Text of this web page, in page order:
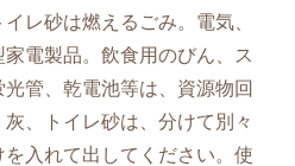
レ砂は燃えるごみ。電気、
電製品。飲食用のびん、ス
管、乾電池等は、資源物回
、トイレ砂は、分けて別々
入れて出してください。使